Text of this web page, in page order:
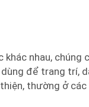
nhau, chúng
để trang trí,
thường ở